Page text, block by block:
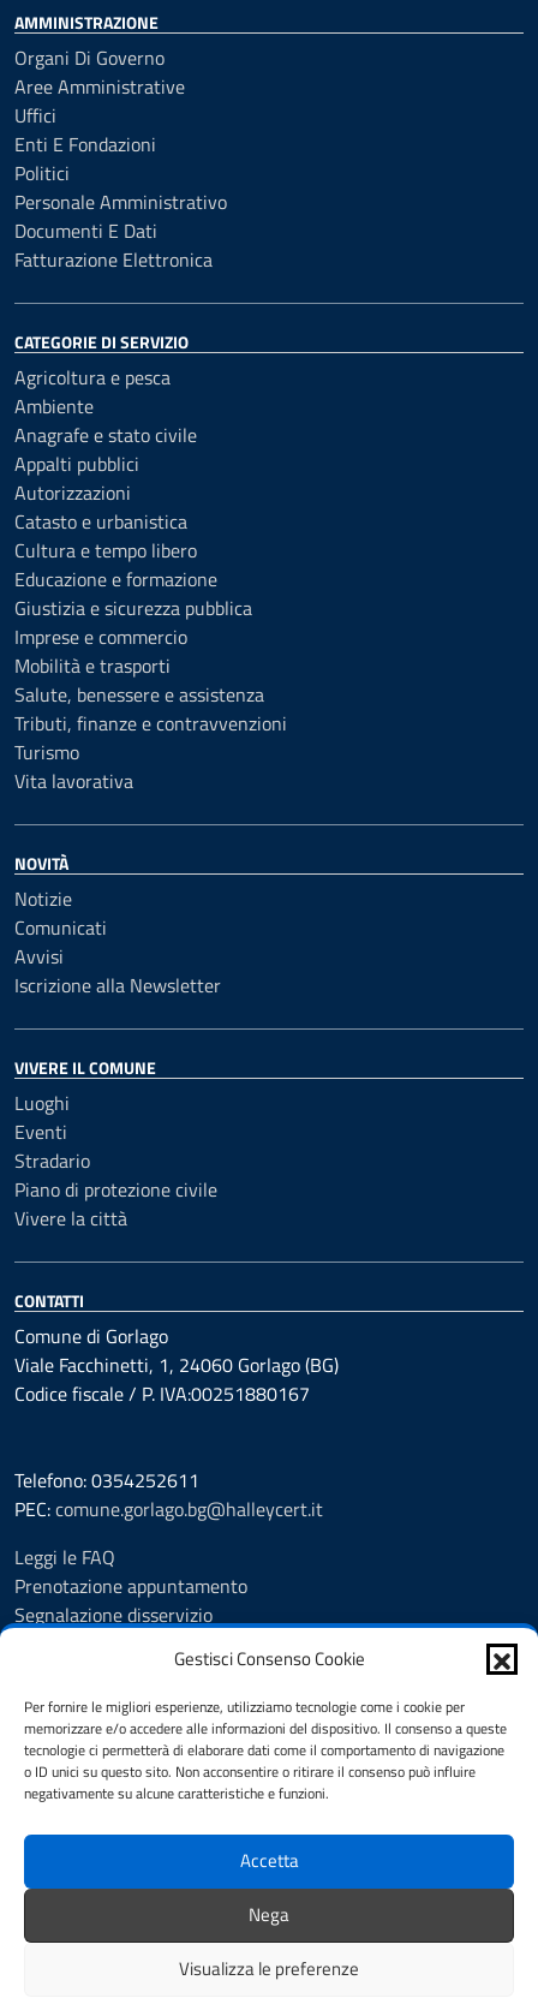
Gestisci Consenso Cookie
Per fornire le migliori esperienze, utilizziamo tecnologie come i cookie per
memorizzare e/o accedere alle informazioni del dispositivo. Il consenso a queste
tecnologie ci permetterà di elaborare dati come il comportamento di navigazione
o ID unici su questo sito. Non acconsentire o ritirare il consenso può influire
negativamente su alcune caratteristiche e funzioni.
Accetta
Nega
Visualizza le preferenze
AMMINISTRAZIONE
Organi Di Governo
Aree Amministrative
Uffici
Enti E Fondazioni
Politici
Personale Amministrativo
Documenti E Dati
Fatturazione Elettronica
CATEGORIE DI SERVIZIO
Agricoltura e pesca
Ambiente
Anagrafe e stato civile
Appalti pubblici
Autorizzazioni
Catasto e urbanistica
Cultura e tempo libero
Educazione e formazione
Giustizia e sicurezza pubblica
Imprese e commercio
Mobilità e trasporti
Salute, benessere e assistenza
Tributi, finanze e contravvenzioni
Turismo
Vita lavorativa
NOVITÀ
Notizie
Comunicati
Avvisi
Iscrizione alla Newsletter
VIVERE IL COMUNE
Luoghi
Eventi
Stradario
Piano di protezione civile
Vivere la città
CONTATTI
Comune di Gorlago
Viale Facchinetti, 1, 24060 Gorlago (BG)
Codice fiscale / P. IVA:00251880167
Telefono: 0354252611
PEC:comune.gorlago.bg@halleycert.it
Leggi le FAQ
Prenotazione appuntamento
Segnalazione disservizio
Cookie Policy
Informativa privacy
Dichiarazione di accessibilità
Note legali
SEGUICI SU
Facebook